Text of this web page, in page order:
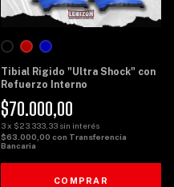
Tibial Rigido "Ultra Shock" con
Refuerzo Interno
$70.000,00
3x $23.333,33 sin interés
$63.000,00 con Transferencia
Bancaria
COMPRAR